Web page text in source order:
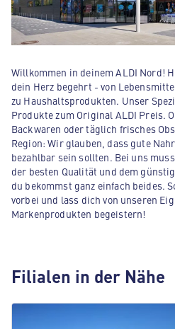
Willkommen in deinem ALDI Nord!
dein Herz begehrt - von
zu Haushaltsprodukten. Unser
Produkte zum Original ALDI Preis.
Backwaren oder täglich frisches
Region: Wir glauben, dass gute
bezahlbar sein sollten. Bei uns
der besten Qualität und dem
du bekommst ganz einfach beides.
vorbei und lass dich von unseren
Markenprodukten begeistern!
Filialen in der Nähe